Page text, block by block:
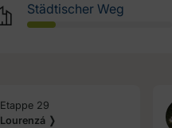
Städtischer Weg
Etappe 29
Lourenzá ❭